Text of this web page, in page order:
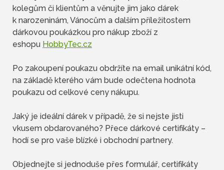
kolegům či klientům a věnujte jim jako dárek
k narozeninám, Vánocům a dalším příležitostem
dárkovou poukázkou pro nákup zboží z
eshopu HobbyTec.cz
Po zakoupení poukazu obdržíte na email unikátní kód,
na základě kterého vám bude odečtena hodnota
poukazu od celkové ceny nákupu.
Jaký je ideální dárek v případě, že si nejste jisti
vkusem obdarovaného? Přece dárkové certifikáty –
hodí se pro vaše blízké i obchodní partnery.
Objednejte si jednoduše přes formulář, certifikáty